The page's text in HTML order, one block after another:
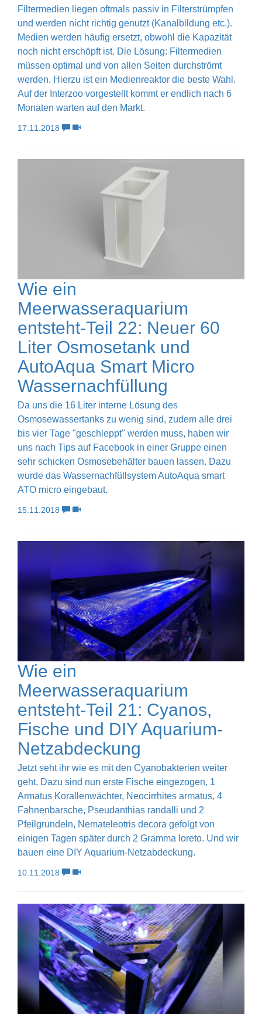
Filtermedien liegen oftmals passiv in Filterstrümpfen
und werden nicht richtig genutzt (Kanalbildung etc.).
Medien werden häufig ersetzt, obwohl die Kapazität
noch nicht erschöpft ist. Die Lösung: Filtermedien
müssen optimal und von allen Seiten durchströmt
werden. Hierzu ist ein Medienreaktor die beste Wahl.
Auf der Interzoo vorgestellt kommt er endlich nach 6
Monaten warten auf den Markt.
17.11.2018
Wie ein
Meerwasseraquarium
entsteht-Teil 22: Neuer 60
Liter Osmosetank und
AutoAqua Smart Micro
Wassernachfüllung
Da uns die 16 Liter interne Lösung des
Osmosewassertanks zu wenig sind, zudem alle drei
bis vier Tage "geschleppt" werden muss, haben wir
uns nach Tips auf Facebook in einer Gruppe einen
sehr schicken Osmosebehälter bauen lassen. Dazu
wurde das Wassernachfüllsystem AutoAqua smart
ATO micro eingebaut.
15.11.2018
Wie ein
Meerwasseraquarium
entsteht-Teil 21: Cyanos,
Fische und DIY Aquarium-
Netzabdeckung
Jetzt seht ihr wie es mit den Cyanobakterien weiter
geht. Dazu sind nun erste Fische eingezogen, 1
Armatus Korallenwächter, Neocirrhites armatus, 4
Fahnenbarsche, Pseudanthias randalli und 2
Pfeilgrundeln, Nemateleotris decora gefolgt von
einigen Tagen später durch 2 Gramma loreto. Und wir
bauen eine DIY Aquarium-Netzabdeckung.
10.11.2018